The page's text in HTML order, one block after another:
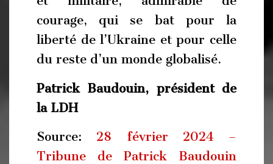
courage, qui se bat pour la
liberté de l’Ukraine et pour celle
du reste d’un monde globalisé.
Patrick Baudouin, président de
la LDH
Source: 28 février 2024 –
Tribune de Patrick Baudouin